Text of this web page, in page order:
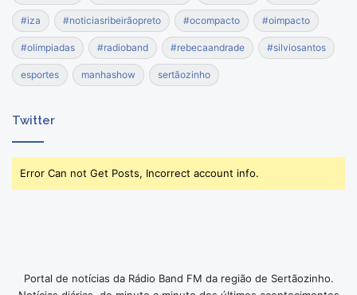
#iza #noticiasribeirãopreto #ocompacto #oimpacto
#olimpiadas #radioband #rebecaandrade #silviosantos
esportes manhashow sertãozinho
Twitter
Error Can not Get Posts, Incorrect account info.
Portal de notícias da Rádio Band FM da região de Sertãozinho.